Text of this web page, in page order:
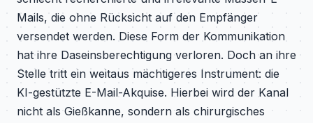
Mails, die ohne Rücksicht auf den Empfänger
versendet werden. Diese Form der Kommunikation
hat ihre Daseinsberechtigung verloren. Doch an ihre
Stelle tritt ein weitaus mächtigeres Instrument: die
KI-gestützte E-Mail-Akquise. Hierbei wird der Kanal
nicht als Gießkanne, sondern als chirurgisches